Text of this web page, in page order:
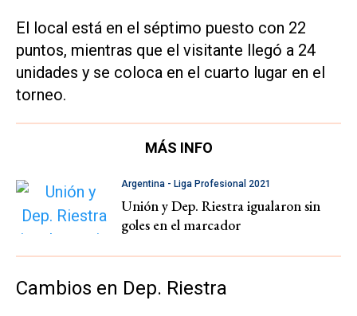
El local está en el séptimo puesto con 22
puntos, mientras que el visitante llegó a 24
unidades y se coloca en el cuarto lugar en el
torneo.
MÁS INFO
Argentina - Liga Profesional 2021
Unión y Dep. Riestra igualaron sin
goles en el marcador
Cambios en Dep. Riestra